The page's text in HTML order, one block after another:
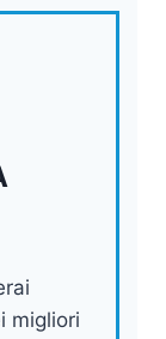
migliori